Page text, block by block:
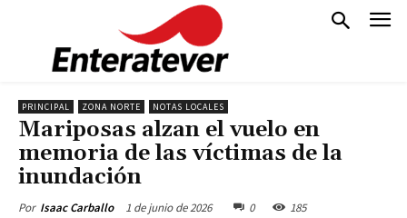
PRINCIPAL ZONA NORTE NOTAS LOCALES
Mariposas alzan el vuelo en
memoria de las víctimas de la
inundación
Por Isaac Carballo 1 de junio de 2026 0 185